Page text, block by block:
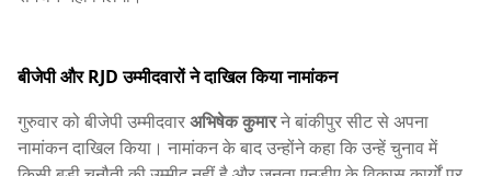
बीजेपी और RJD उम्मीदवारों ने दाखिल किया नामांकन
गुरुवार को बीजेपी उम्मीदवारअभिषेक कुमारने बांकीपुर सीट से अपना
नामांकन दाखिल किया। नामांकन के बाद उन्होंने कहा कि उन्हें चुनाव में